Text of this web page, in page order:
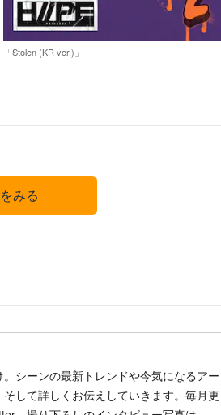
「Stolen (KR ver.)」
みる
SNS
on SNS
シーンの最新トレンドや今気になるアー
して詳しくお伝えしていきます。毎月更